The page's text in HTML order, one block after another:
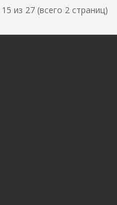
из 27 (всего 2 страниц)